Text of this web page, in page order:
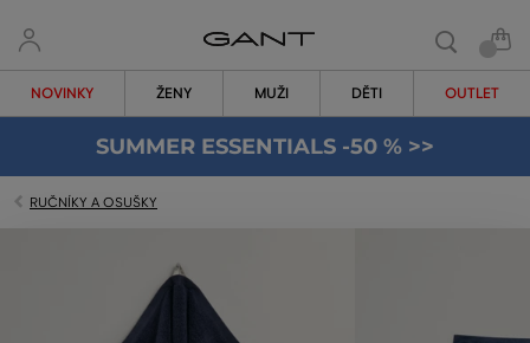
NOVINKY ŽENY MUŽI DĚTI OUTLET
SUMMER ESSENTIALS -50 % >>
RUČNÍKY A OSUŠKY